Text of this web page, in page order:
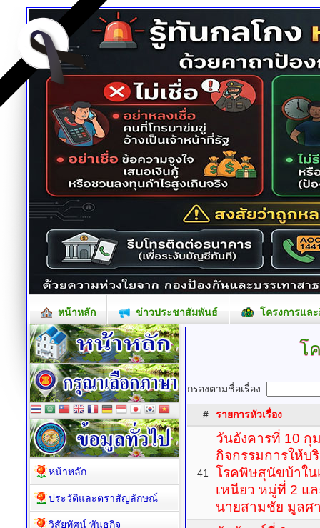
หน้าหลัก ข่าวประชาสัมพันธ์ โครงการแล
โ
กรองตามชื่อเรื่อง
# รายการหัวเรื่อง
41
วันอังคารที่ 10
กิจกรรมการให้บ
โรคพิษสุนัขบ้าใ
เหนียว หมู่ที่ 2 แ
นายสามชัย มูลศ
หน้าหลัก
ประวัติและตราสัญลักษณ์
วิสัยทัศน์ พันธกิจ